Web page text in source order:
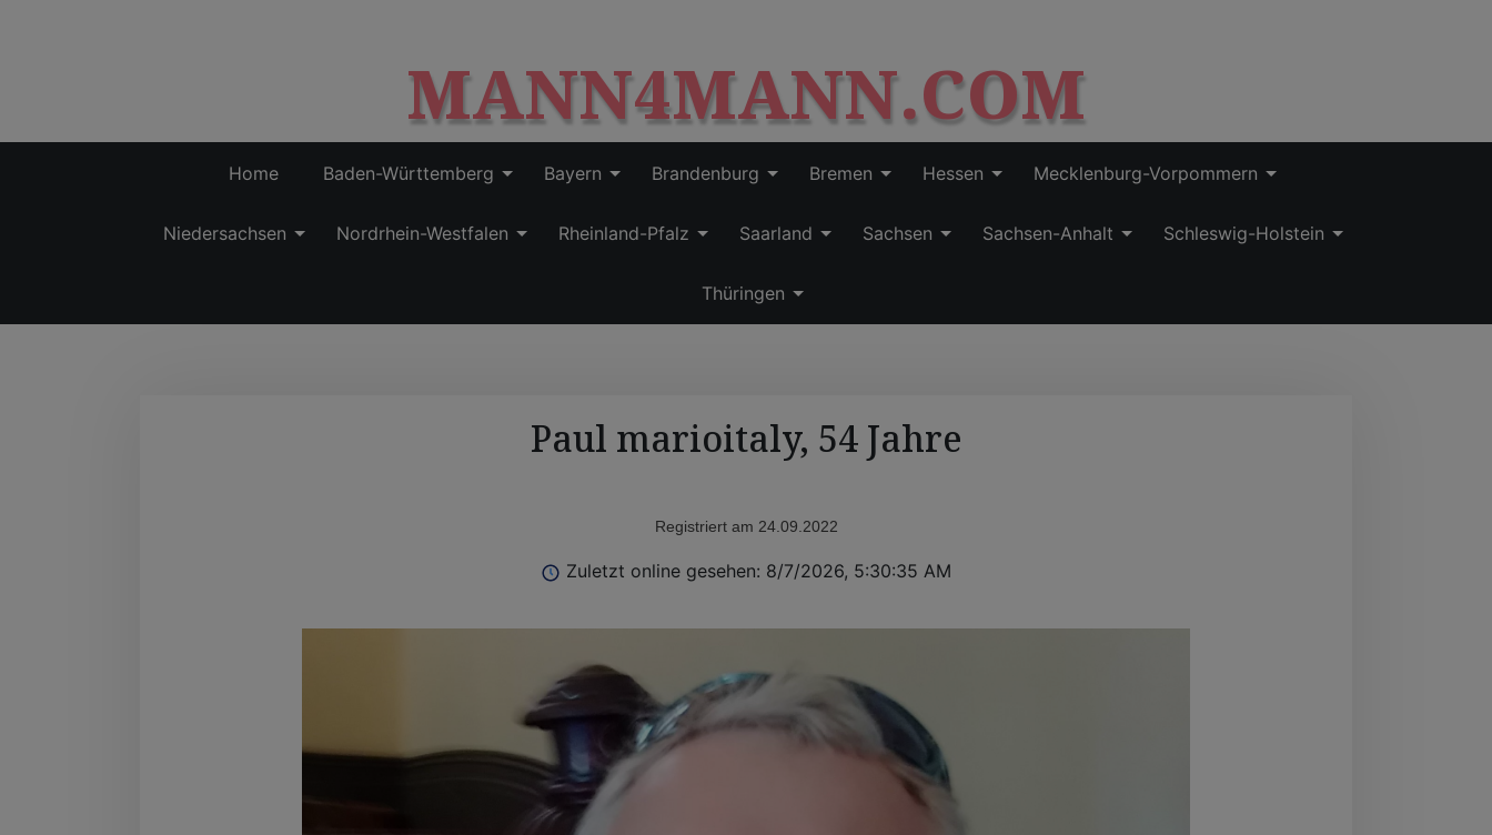
p
t
o
c
n
n
MANN4MANN.COM
Home Baden-Württemberg Bayern Brandenburg Bremen Hessen Mecklenburg-Vorpommern
Niedersachsen Nordrhein-Westfalen Rheinland-Pfalz Saarland Sachsen Sachsen-Anhalt Schleswig-Holstein
Thüringen
Paul marioitaly, 54 Jahre
Registriert am 24.09.2022
Zuletzt online gesehen: 8/7/2026, 5:30:35 AM